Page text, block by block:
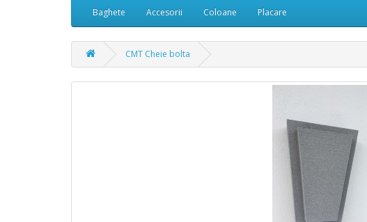
Baghete Accesorii Coloane Placare
CMT Cheie bolta